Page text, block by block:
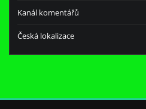
Kanál komentářů
Česká lokalizace